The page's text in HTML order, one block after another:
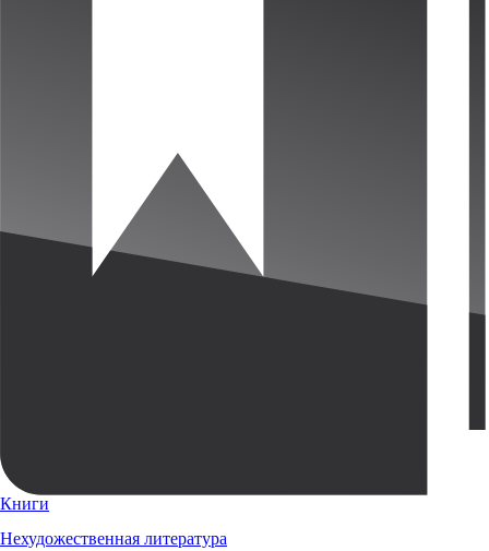
Книги
Нехудожественная литература